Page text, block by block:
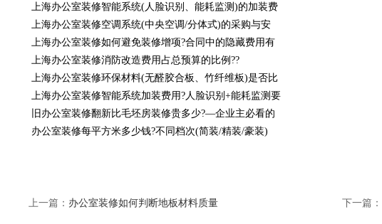
上海办公室装修智能系统(人脸识别、能耗监测)的加装费
上海办公室装修空调系统(中央空调/分体式)的采购与安
上海办公室装修如何避免装修增项?合同中的隐藏费用有
上海办公室装修消防改造费用占总预算的比例??
上海办公室装修环保材料(无醛胶合板、竹纤维板)是否比
上海办公室装修智能系统加装费用?人脸识别+能耗监测要
旧办公室装修翻新比毛坯房装修贵多少?—企业主必看的
办公室装修每平方米多少钱?不同档次(简装/精装/豪装)
上一篇： 办公室装修如何判断地板材料质量 下一篇：